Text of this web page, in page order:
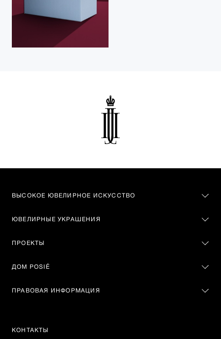
ВЫСОКОЕ ЮВЕЛИРНОЕ ИСКУССТВО
ЮВЕЛИРНЫЕ УКРАШЕНИЯ
ПРОЕКТЫ
ДОМ POSIÉ
ПРАВОВАЯ ИНФОРМАЦИЯ
КОНТАКТЫ